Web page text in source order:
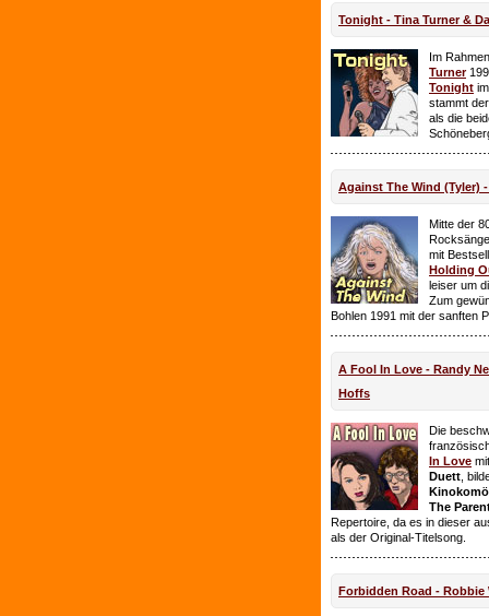
Tonight - Tina Turner &
Im
Turner
Tonight
stammt
als die
Against The Wind (Tyler)
Mitte der
mit
Holding
leiser um
Zum
Bohlen 1991 mit der sanften
A Fool In Love - Randy
Hoffs
Die
In Love
Duett ,
The
Repertoire, da es in dieser
als der Original-Titelsong.
Forbidden Road - Robbie